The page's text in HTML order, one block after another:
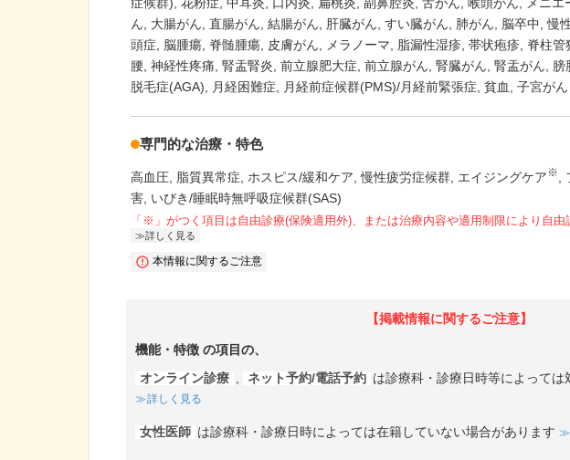
症候群) 花粉症 中耳炎 口内炎 扁桃炎 副鼻腔炎 舌がん 喉頭がん メニエ
ん
大腸がん 直腸がん 結腸がん 肝臓がん すい臓がん 肺がん 脳卒中 慢
頭症
脳腫瘍 脊髄腫瘍 皮膚がん メラノーマ 脂漏性湿疹 帯状疱疹 脊柱管
腰 神経性疼痛 腎盂腎炎 前立腺肥大症 前立腺がん 腎臓がん 腎盂がん 膀
脱毛症(AGA)
月経困難症 月経前症候群(PMS)/月経前緊張症 貧血 子宮がん
専門的な治療・特色
高血圧 脂質異常症 ホスピス/緩和ケア 慢性疲労症候群 エイジングケア※
害 いびき/睡眠時無呼吸症候群(SAS)
「※」がつく項目は自由診療(保険適用外)、または治療内容や適用制限により自由
詳しく見る
本情報に関するご注意
【掲載情報に関するご注意】
機能・特徴 の項目の、
オンライン診療 , ネット予約/電話予約 は診療科・診療日時等によって
詳しく見る
女性医師 は診療科・診療日時によっては在籍していない場合があります